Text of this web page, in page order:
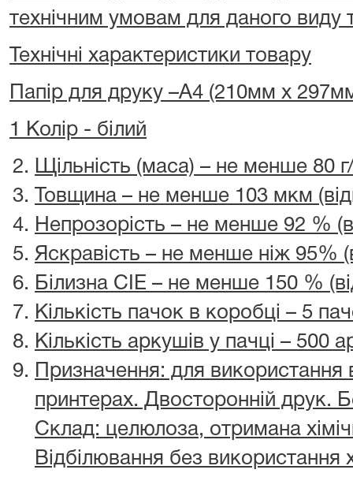
технічним умовам для даного виду
Технічні характеристики товару
Папір для друку –А4 (210мм х
1 Колір - білий
Щільність (маса) – не менше 80
Товщина – не менше 103 мкм
Непрозорість – не менше 92 %
Яскравість – не менше ніж 95%
Білизна СІЕ – не менше 150 %
Кількість пачок в коробці – 5
Кількість аркушів у пачці – 500
Призначення: для використання
принтерах. Двосторонній друк.
Склад: целюлоза, отримана
Відбілювання без використання